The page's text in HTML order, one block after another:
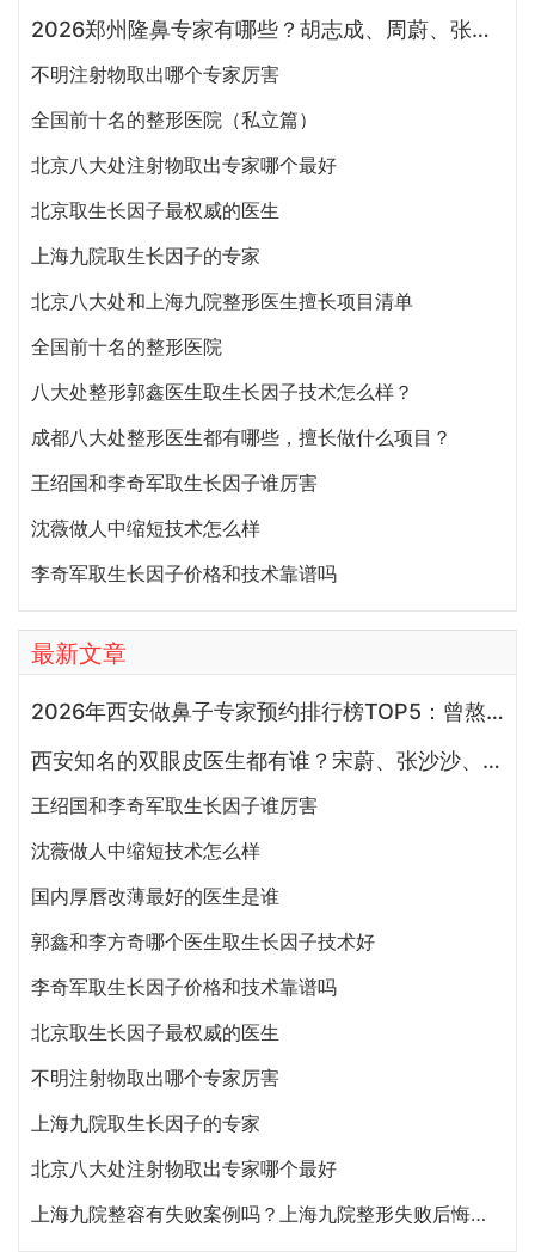
2026郑州隆鼻专家有哪些？胡志成、周蔚、张海洋、王启立、张鹏、李冰谁做鼻子更好？
不明注射物取出哪个专家厉害
全国前十名的整形医院（私立篇）
北京八大处注射物取出专家哪个最好
北京取生长因子最权威的医生
上海九院取生长因子的专家
北京八大处和上海九院整形医生擅长项目清单
全国前十名的整形医院
八大处整形郭鑫医生取生长因子技术怎么样？
成都八大处整形医生都有哪些，擅长做什么项目？
王绍国和李奇军取生长因子谁厉害
沈薇做人中缩短技术怎么样
李奇军取生长因子价格和技术靠谱吗
最新文章
2026年西安做鼻子专家预约排行榜TOP5：曾熬、霍玉旺、房志强、蒋立、刘宝军哪个更好？
西安知名的双眼皮医生都有谁？宋蔚、张沙沙、韩钰博、王璇、张文军谁做双眼皮更好？
王绍国和李奇军取生长因子谁厉害
沈薇做人中缩短技术怎么样
国内厚唇改薄最好的医生是谁
郭鑫和李方奇哪个医生取生长因子技术好
李奇军取生长因子价格和技术靠谱吗
北京取生长因子最权威的医生
不明注射物取出哪个专家厉害
上海九院取生长因子的专家
北京八大处注射物取出专家哪个最好
上海九院整容有失败案例吗？上海九院整形失败后悔怎么办？投诉通道